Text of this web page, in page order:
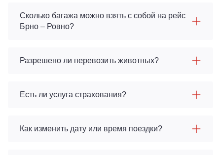
Сколько багажа можно взять с собой на рейс
Брно – Ровно?
Разрешено ли перевозить животных?
Есть ли услуга страхования?
Как изменить дату или время поездки?